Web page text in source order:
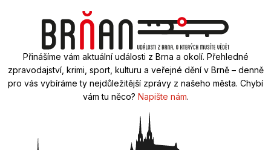
Přinášíme vám aktuální události z Brna a okolí. Přehledné
zpravodajství, krimi, sport, kulturu a veřejné dění v Brně – denně
pro vás vybíráme ty nejdůležitější zprávy z našeho města. Chybí
vám tu něco? Napište nám.